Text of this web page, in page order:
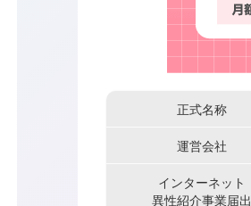
正式名称
運営会社
インターネット
異性紹介事業届出